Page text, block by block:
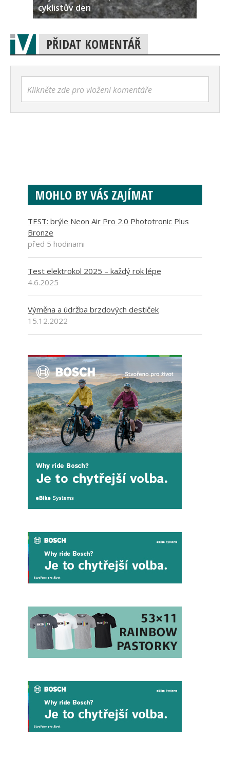
cyklistův den
PŘIDAT KOMENTÁŘ
Klikněte zde pro vložení komentáře
MOHLO BY VÁS ZAJÍMAT
TEST: brýle Neon Air Pro 2.0 Phototronic Plus
Bronze
před 5 hodinami
Test elektrokol 2025 – každý rok lépe
4.6.2025
Výměna a údržba brzdových destiček
15.12.2022